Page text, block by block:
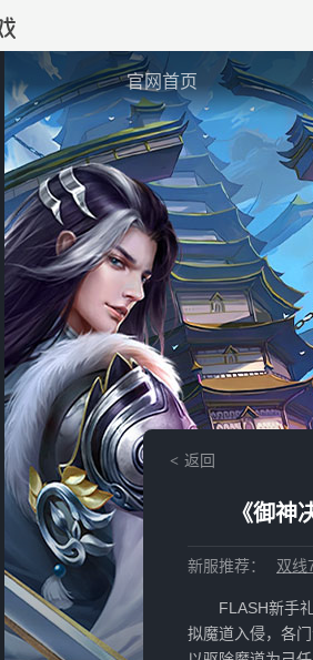
官网首页
返回
《御神
新服推荐： 双线
FLASH新手
拟魔道入侵，各